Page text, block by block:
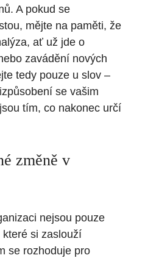
A pokud se
mějte na paměti, že
ať už jde o
zavádění nových
tedy pouze u slov –
se vašim
tím, co nakonec určí
změně v
nejsou pouze
si zaslouží
se rozhoduje pro